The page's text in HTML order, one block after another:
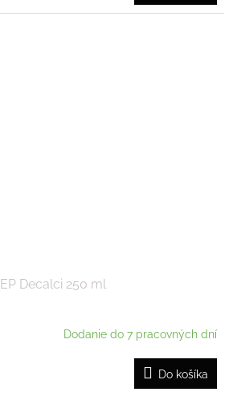
EP Decalci 250 ml
Dodanie do 7 pracovných dní
Do košíka